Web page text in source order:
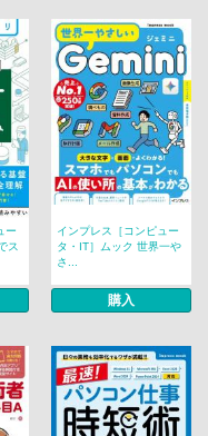
ー
ス
インプレス［コンピュー
タ・IT］ムック 世界一や
さ...
購入